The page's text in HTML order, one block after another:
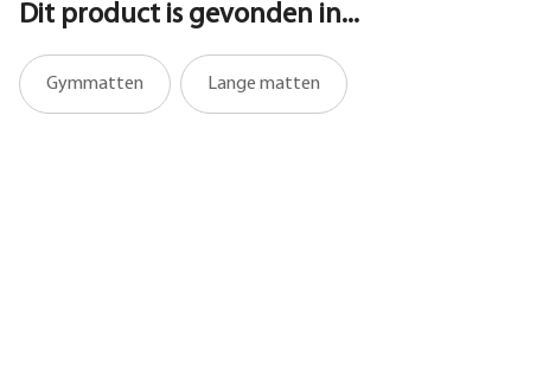
Dit product is gevonden in...
Gymmatten Lange matten